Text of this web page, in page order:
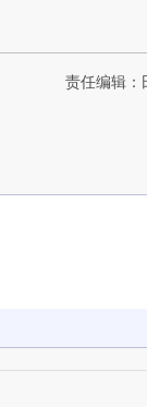
责任编辑：